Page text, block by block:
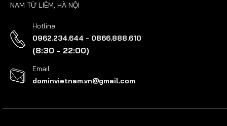
NAM TỪ LIÊM, HÀ NỘI
Hotline
0962.234.644 - 0866.888.610
(8:30 - 22:00)
Email
dominvietnam.vn@gmail.com